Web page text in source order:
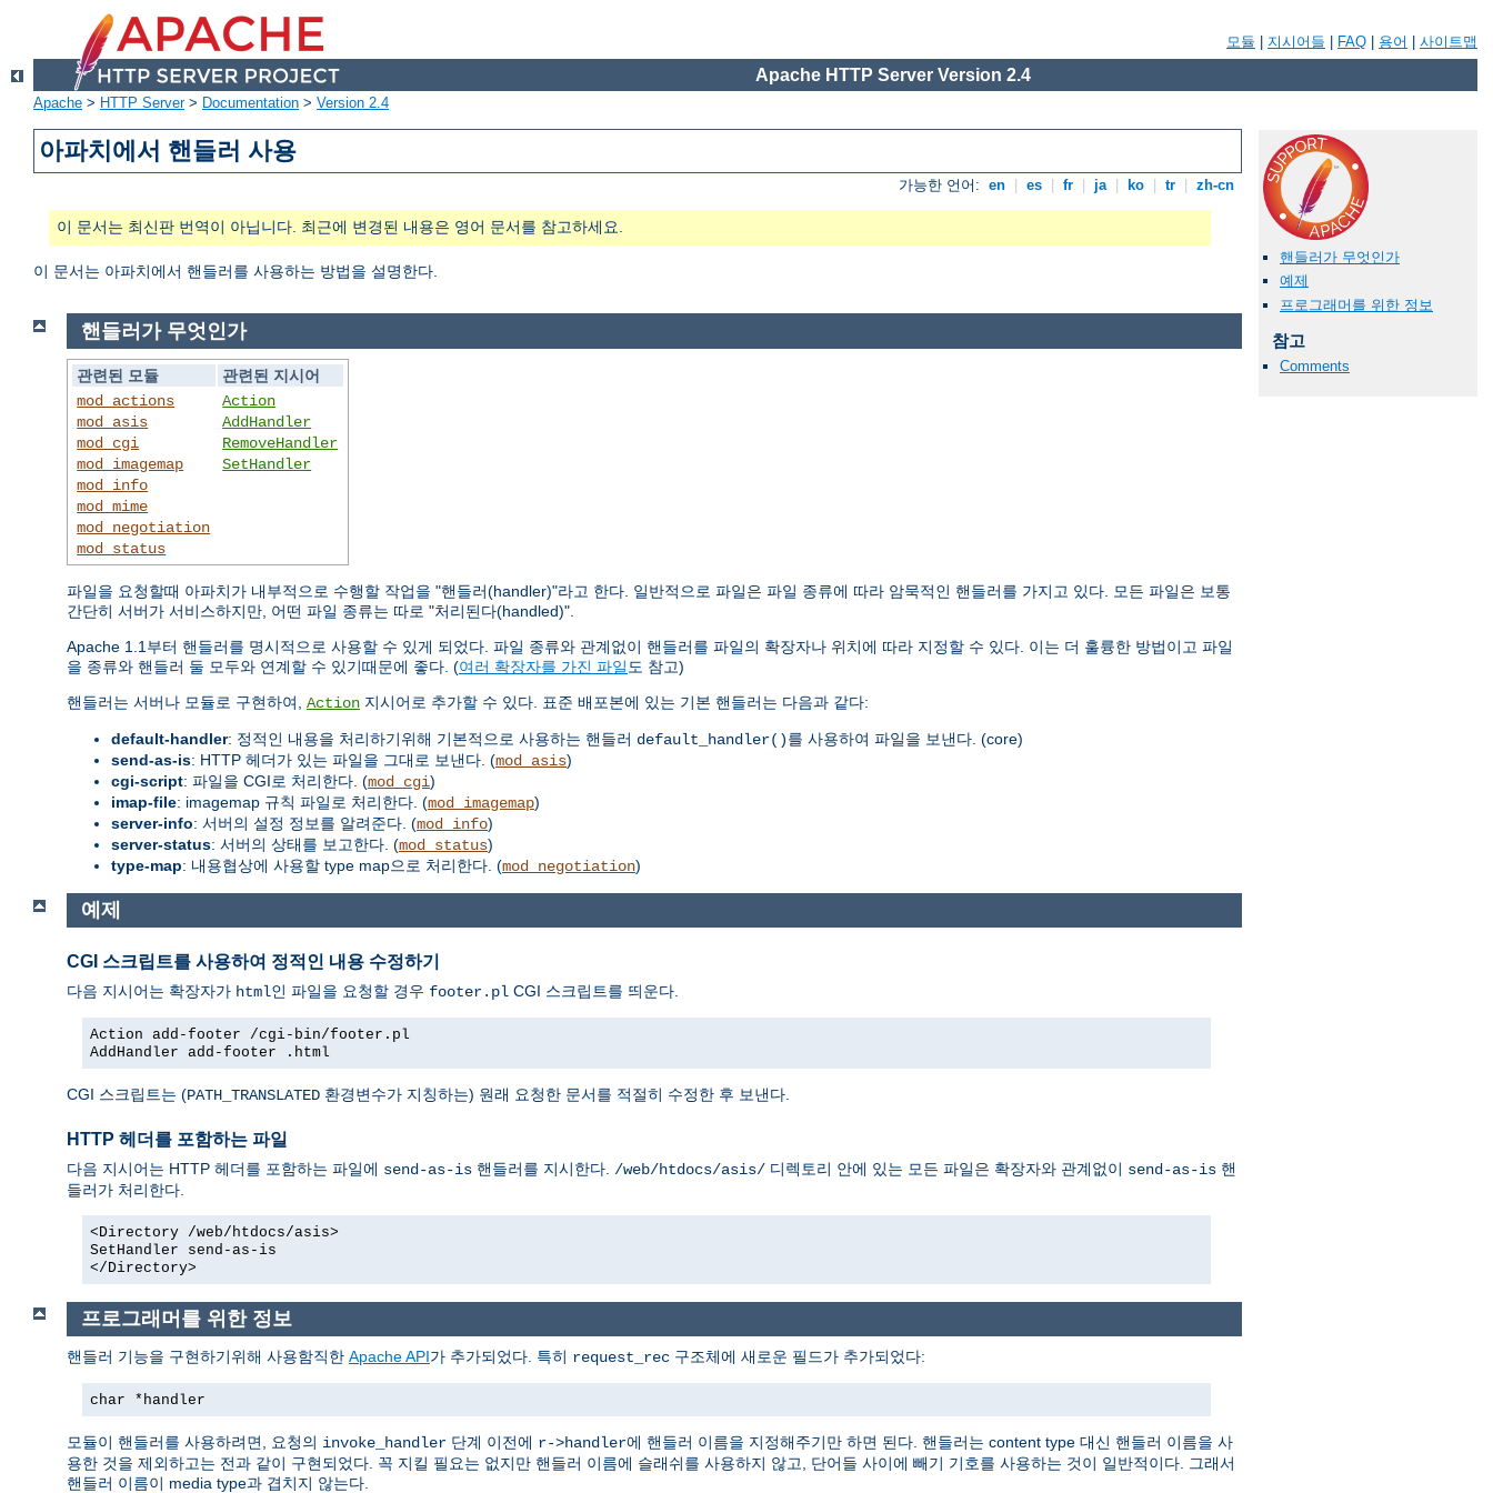
모듈 지시어들 FAQ 용어 사이트맵
Apache HTTP Server Version 2.4
Apache > HTTP Server> Documentation > Version 2.4
아파치에서 핸들러 사용
가능한 언어: en es fr ja ko tr zh-cn
이 문서는 최신판 번역이 아닙니다. 최근에 변경된 내용은 영어 문서를 참고하세요.
이 문서는 아파치에서 핸들러를 사용하는 방법을 설명한다.
핸들러가 무엇인가
예제
프로그래머를 위한 정보
참고
Comments
핸들러가 무엇인가
관련된 모듈
관련된 지시어
mod_actions
mod_asis
mod_cgi
mod_imagemap
mod_info
mod_mime
mod_negotiation
mod_status
Action
AddHandler
RemoveHandler
SetHandler
파일을 요청할때 아파치가 내부적으로 수행할 작업을 "핸들러(handler)"라고 한다. 일반적으로 파일은 파일 종류에 따라 암묵적인 핸들러를 가지고 있다. 모든 파일은 보통
간단히 서버가 서비스하지만, 어떤 파일 종류는 따로 "처리된다(handled)".
Apache 1.1부터 핸들러를 명시적으로 사용할 수 있게 되었다. 파일 종류와 관계없이 핸들러를 파일의 확장자나 위치에 따라 지정할 수 있다. 이는 더 훌륭한 방법이고 파일
을 종류와 핸들러 둘 모두와 연계할 수 있기때문에 좋다. (여러 확장자를 가진 파일 도 참고)
핸들러는 서버나 모듈로 구현하여, Action 지시어로 추가할 수 있다. 표준 배포본에 있는 기본 핸들러는 다음과 같다:
default-handler: 정적인 내용을 처리하기위해 기본적으로 사용하는 핸들러 default_handler()를 사용하여 파일을 보낸다. (core)
send-as-is: HTTP 헤더가 있는 파일을 그대로 보낸다. (mod_asis)
cgi-script: 파일을 CGI로 처리한다. (mod_cgi)
imap-file: imagemap 규칙 파일로 처리한다. (mod_imagemap)
server-info: 서버의 설정 정보를 알려준다. (mod_info)
server-status: 서버의 상태를 보고한다. (mod_status)
type-map: 내용협상에 사용할 type map으로 처리한다. (mod_negotiation)
예제
CGI 스크립트를 사용하여 정적인 내용 수정하기
다음 지시어는 확장자가 html인 파일을 요청할 경우 footer.pl CGI 스크립트를 띄운다.
Action add-footer /cgi-bin/footer.pl
AddHandler add-footer .html
CGI 스크립트는 (PATH_TRANSLATED 환경변수가 지칭하는) 원래 요청한 문서를 적절히 수정한 후 보낸다.
HTTP 헤더를 포함하는 파일
다음 지시어는 HTTP 헤더를 포함하는 파일에 send-as-is 핸들러를 지시한다. /web/htdocs/asis/ 디렉토리 안에 있는 모든 파일은 확장자와 관계없이 send-as-is 핸
들러가 처리한다.
<Directory /web/htdocs/asis>
SetHandler send-as-is
</Directory>
프로그래머를 위한 정보
핸들러 기능을 구현하기위해 사용함직한 Apache API가 추가되었다. 특히 request_rec 구조체에 새로운 필드가 추가되었다:
char *handler
모듈이 핸들러를 사용하려면, 요청의 invoke_handler 단계 이전에 r->handler에 핸들러 이름을 지정해주기만 하면 된다. 핸들러는 content type 대신 핸들러 이름을 사
용한 것을 제외하고는 전과 같이 구현되었다. 꼭 지킬 필요는 없지만 핸들러 이름에 슬래쉬를 사용하지 않고, 단어들 사이에 빼기 기호를 사용하는 것이 일반적이다. 그래서
핸들러 이름이 media type과 겹치지 않는다.